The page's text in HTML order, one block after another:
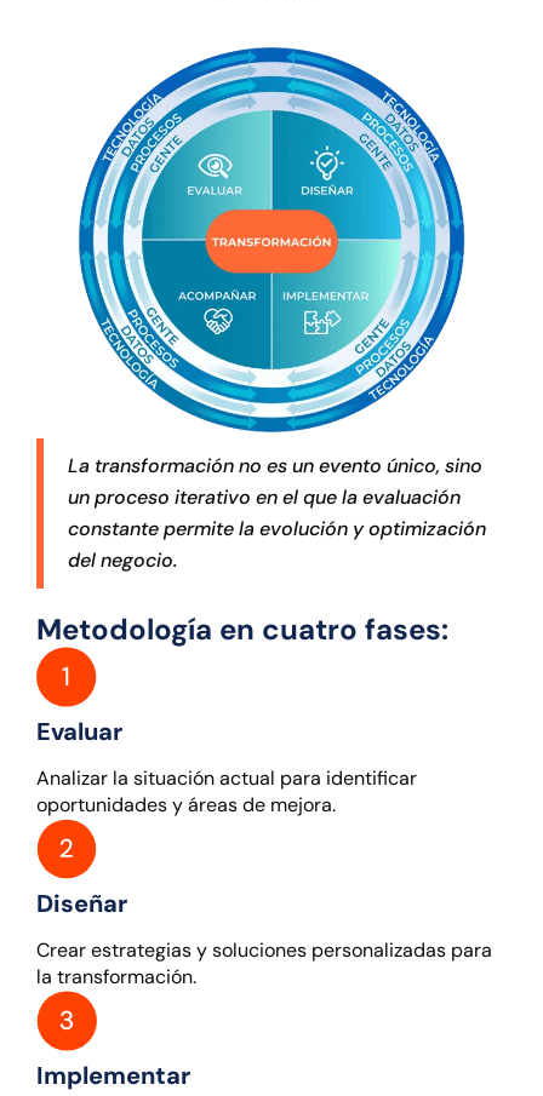
La transformación no es un evento único, sino
un proceso iterativo en el que la evaluación
constante permite la evolución y optimización
del negocio.
Metodología en cuatro fases:
Evaluar
Analizar la situación actual para identificar
oportunidades y áreas de mejora.
Diseñar
Crear estrategias y soluciones personalizadas para
la transformación.
Implementar